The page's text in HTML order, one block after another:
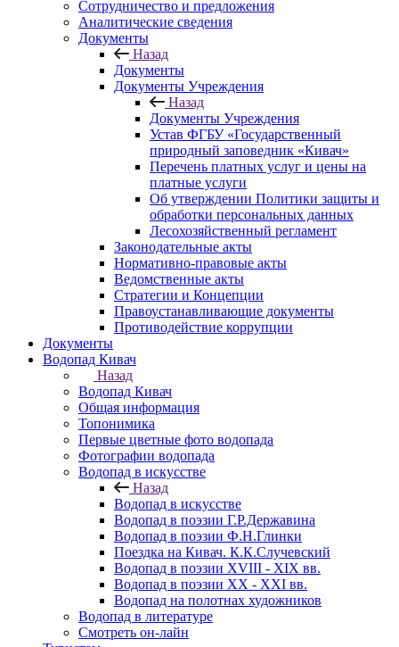
Сотрудничество и предложения
Аналитические сведения
Документы
Назад
Документы
Документы Учреждения
Назад
Документы Учреждения
Устав ФГБУ «Государственный
природный заповедник «Кивач»
Перечень платных услуг и цены на
платные услуги
Об утверждении Политики защиты и
обработки персональных данных
Лесохозяйственный регламент
Законодательные акты
Нормативно-правовые акты
Ведомственные акты
Стратегии и Концепции
Правоустанавливающие документы
Противодействие коррупции
Документы
Водопад Кивач
Назад
Водопад Кивач
Общая информация
Топонимика
Первые цветные фото водопада
Фотографии водопада
Водопад в искусстве
Назад
Водопад в искусстве
Водопад в поэзии Г.Р.Державина
Водопад в поэзии Ф.Н.Глинки
Поездка на Кивач. К.К.Случевский
Водопад в поэзии XVIII - XIX вв.
Водопад в поэзии XX - XXI вв.
Водопад на полотнах художников
Водопад в литературе
Смотреть он-лайн